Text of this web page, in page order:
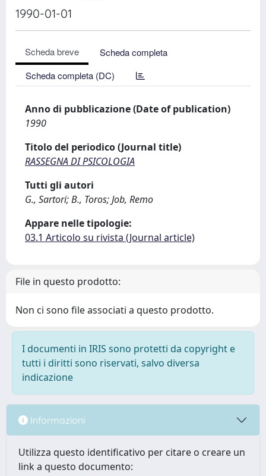
1990-01-01
Scheda breve
Scheda completa
Scheda completa (DC)
Anno di pubblicazione (Date of publication)
1990
Titolo del periodico (Journal title)
RASSEGNA DI PSICOLOGIA
Tutti gli autori
G., Sartori; B., Toros; Job, Remo
Appare nelle tipologie:
03.1 Articolo su rivista (Journal article)
File in questo prodotto:
Non ci sono file associati a questo prodotto.
I documenti in IRIS sono protetti da copyright e
tutti i diritti sono riservati, salvo diversa
indicazione
Informazioni
Utilizza questo identificativo per citare o creare un
link a questo documento: